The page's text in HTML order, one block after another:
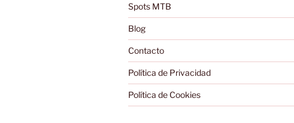
Spots MTB
Blog
Contacto
Política de Privacidad
Política de Cookies